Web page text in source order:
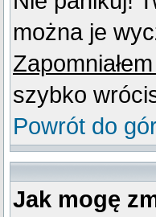
można je
szybko
Powrót do
Jak mogę